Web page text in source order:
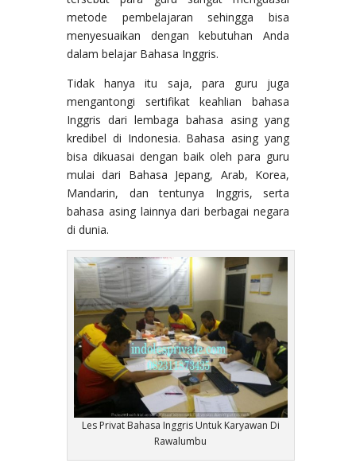
metode pembelajaran sehingga bisa
menyesuaikan dengan kebutuhan Anda
dalam belajar Bahasa Inggris.
Tidak hanya itu saja, para guru juga
mengantongi sertifikat keahlian bahasa
Inggris dari lembaga bahasa asing yang
kredibel di Indonesia. Bahasa asing yang
bisa dikuasai dengan baik oleh para guru
mulai dari Bahasa Jepang, Arab, Korea,
Mandarin, dan tentunya Inggris, serta
bahasa asing lainnya dari berbagai negara
di dunia.
Les Privat Bahasa Inggris Untuk Karyawan Di
Rawalumbu